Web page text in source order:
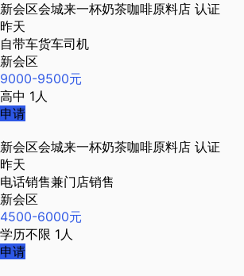
新会区会城来一杯奶茶咖啡原料店 认证
昨天
自带车货车司机
新会区
9000-9500元
高中 1人
申请
新会区会城来一杯奶茶咖啡原料店 认证
昨天
电话销售兼门店销售
新会区
4500-6000元
学历不限 1人
申请